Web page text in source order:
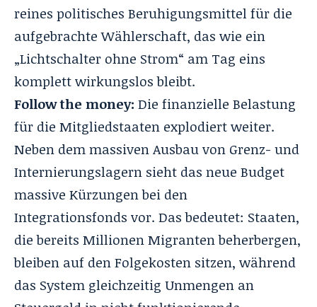
reines politisches Beruhigungsmittel für die
aufgebrachte Wählerschaft, das wie ein
„Lichtschalter ohne Strom“ am Tag eins
komplett wirkungslos bleibt.
Follow the money: Die finanzielle Belastung
für die Mitgliedstaaten explodiert weiter.
Neben dem massiven Ausbau von Grenz- und
Internierungslagern sieht das neue Budget
massive Kürzungen bei den
Integrationsfonds vor. Das bedeutet: Staaten,
die bereits Millionen Migranten beherbergen,
bleiben auf den Folgekosten sitzen, während
das System gleichzeitig Unmengen an